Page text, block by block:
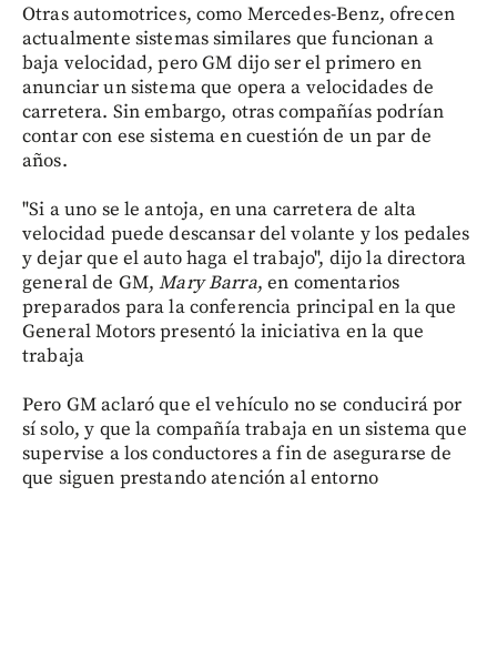
Otras automotrices, como Mercedes-Benz, ofrecen
actualmente sistemas similares que funcionan a
baja velocidad, pero GM dijo ser el primero en
anunciar un sistema que opera a velocidades de
carretera. Sin embargo, otras compañías podrían
contar con ese sistema en cuestión de un par de
años.
"Si a uno se le antoja, en una carretera de alta
velocidad puede descansar del volante y los pedales
y dejar que el auto haga el trabajo", dijo la directora
general de GM,Mary Barra, en comentarios
preparados para la conferencia principal en la que
General Motors presentó la iniciativa en la que
trabaja
Pero GM aclaró que el vehículo no se conducirá por
sí solo, y que la compañía trabaja en un sistema que
supervise a los conductores a fin de asegurarse de
que siguen prestando atención al entorno